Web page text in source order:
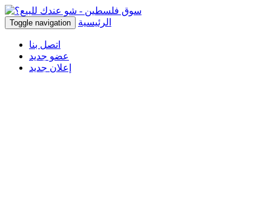
Toggle navigation الرئيسية
اتصل بنا
عضو جديد
إعلان جديد